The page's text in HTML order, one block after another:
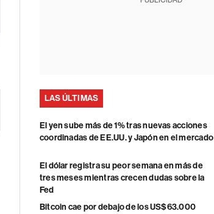
LAS ÚLTIMAS
El yen sube más de 1% tras nuevas acciones
coordinadas de EE.UU. y Japón en el mercado
El dólar registra su peor semana en más de
tres meses mientras crecen dudas sobre la
Fed
Bitcoin cae por debajo de los US$63.000